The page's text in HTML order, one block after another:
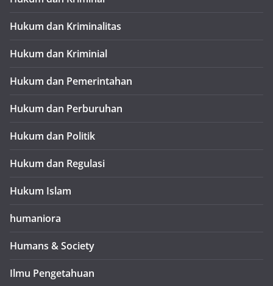
Hukum dan Kriminalitas
Hukum dan Kriminial
Hukum dan Pemerintahan
Hukum dan Perburuhan
Hukum dan Politik
Hukum dan Regulasi
Hukum Islam
humaniora
Humans & Society
Ilmu Pengetahuan